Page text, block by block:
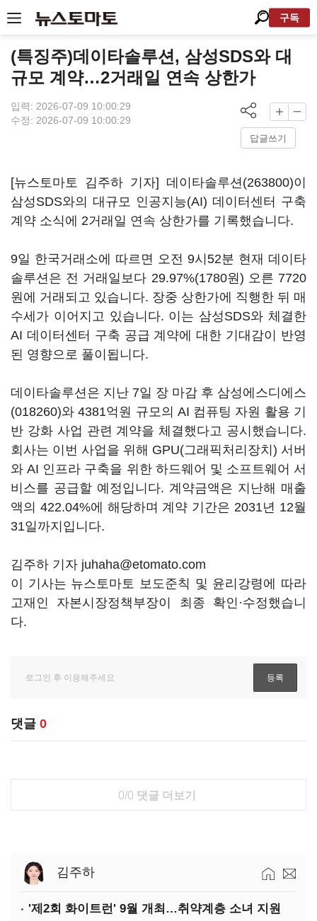
구독
(특징주)데이타솔루션, 삼성SDS와 대
규모 계약…2거래일 연속 상한가
입력: 2026-07-09 10:00:29
수정: 2026-07-09 10:00:29
답글쓰기
[뉴스토마토 김주하 기자] 데이타솔루션(263800)이
삼성SDS와의 대규모 인공지능(AI) 데이터센터 구축
계약 소식에 2거래일 연속 상한가를 기록했습니다.
9일 한국거래소에 따르면 오전 9시52분 현재 데이타
솔루션은 전 거래일보다 29.97%(1780원) 오른 7720
원에 거래되고 있습니다. 장중 상한가에 직행한 뒤 매
수세가 이어지고 있습니다. 이는 삼성SDS와 체결한
AI 데이터센터 구축 공급 계약에 대한 기대감이 반영
된 영향으로 풀이됩니다.
데이타솔루션은 지난 7일 장 마감 후 삼성에스디에스
(018260)와 4381억원 규모의 AI 컴퓨팅 자원 활용 기
반 강화 사업 관련 계약을 체결했다고 공시했습니다.
회사는 이번 사업을 위해 GPU(그래픽처리장치) 서버
와 AI 인프라 구축을 위한 하드웨어 및 소프트웨어 서
비스를 공급할 예정입니다. 계약금액은 지난해 매출
액의 422.04%에 해당하며 계약 기간은 2031년 12월
31일까지입니다.
김주하 기자 juhaha@etomato.com
이 기사는 뉴스토마토 보도준칙 및 윤리강령에 따라
고재인 자본시장정책부장이 최종 확인·수정했습니
다.
댓글 0
0/0 댓글 더보기
김주하
'제2회 화이트런' 9월 개최…취약계층 소녀 지원